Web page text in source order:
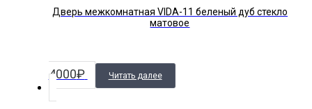
Дверь межкомнатная VIDA-11 беленый дуб стекло
матовое
4000₽ Читать далее